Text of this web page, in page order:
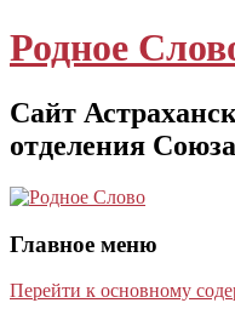
Родное
Сайт
отделения
Главное меню
Перейти к основному